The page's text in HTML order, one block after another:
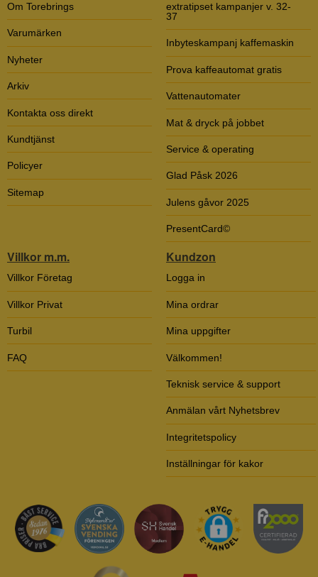
Om Torebrings
Varumärken
Nyheter
Arkiv
Kontakta oss direkt
Kundtjänst
Policyer
Sitemap
extratipset kampanjer v. 32-
37
Inbyteskampanj kaffemaskin
Prova kaffeautomat gratis
Vattenautomater
Mat & dryck på jobbet
Service & operating
Glad Påsk 2026
Julens gåvor 2025
PresentCard©
Villkor m.m.
Villkor Företag
Villkor Privat
Turbil
FAQ
Kundzon
Logga in
Mina ordrar
Mina uppgifter
Välkommen!
Teknisk service & support
Anmälan vårt Nyhetsbrev
Integritetspolicy
Inställningar för kakor